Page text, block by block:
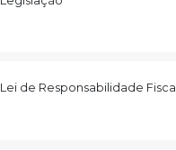
Lei de Responsabilidade Fiscal